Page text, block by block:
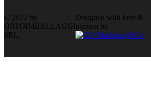
© 2022 by
ORTOIMBALLAGGI
SRL.
Designed with love &
passion by